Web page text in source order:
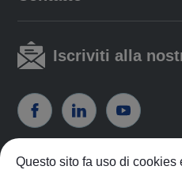
Iscriviti alla
Questo sito fa uso di